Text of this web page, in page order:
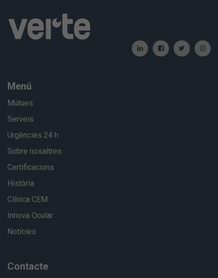
Menú
Mútues
Serveis
Urgències 24 h
Sobre nosaltres
Certificacions
Història
Clínica CEM
Innova Ocular
Notícies
Contacte